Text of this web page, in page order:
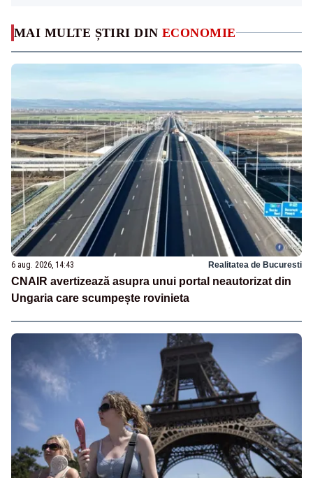
MAI MULTE ȘTIRI DIN ECONOMIE
6 aug. 2026, 14:43 Realitatea de Bucuresti
CNAIR avertizează asupra unui portal neautorizat din
Ungaria care scumpește rovinieta